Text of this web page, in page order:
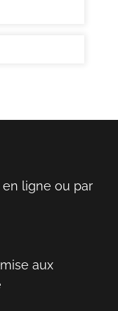
ligne ou par
aux